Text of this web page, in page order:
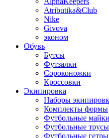
Atributika&Club
Nike
Givova
эконом
Обувь
Бутсы
Футзалки
Сороконожки
Кроссовки
Экипировка
Наборы
Комплекты формы
Футбольные майки
Футбольные трусы
Футбольные гетры